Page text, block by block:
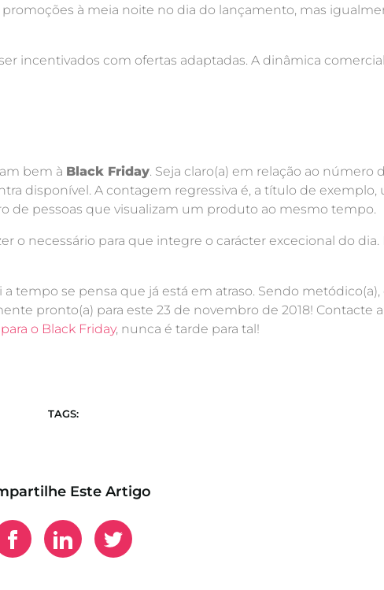
promoções à meia noite no dia do lançamento, mas
incentivados com ofertas adaptadas. A dinâmica
bem à Black Friday. Seja claro(a) em relação ao número
disponível. A contagem regressiva é, a título de exemplo,
pessoas que visualizam um produto ao mesmo tempo.
o necessário para que integre o carácter excecional do
tempo se pensa que já está em atraso. Sendo
pronto(a) para este 23 de novembro de 2018! Contacte
o Black Friday, nunca é tarde para tal!
TAGS:
Este Artigo